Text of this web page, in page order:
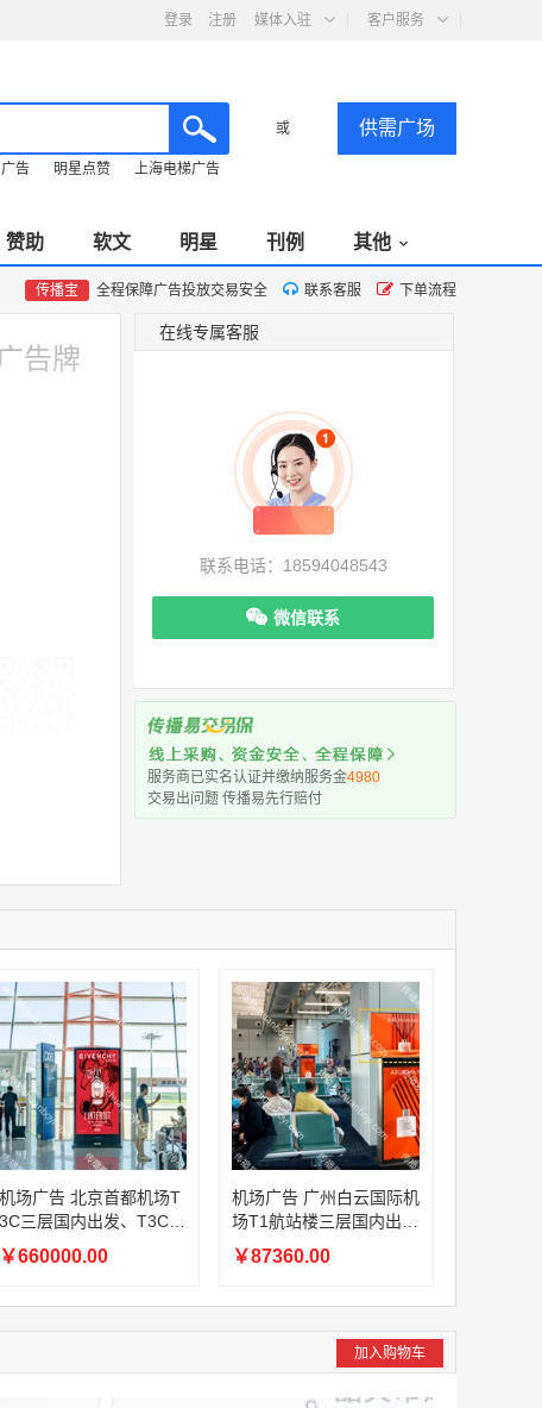
登录 注册 媒体入驻 客户服务
或 供需广场
告 明星点赞 上海电梯广告
赞助 软文 明星 刊例 其他
传播宝 全程保障广告投放交易安全 联系客服 下单流程
告牌
在线专属客服
联系电话：18594048543
微信联系
服务商已实名认证并缴纳服务金4980
交易出问题 传播易先行赔付
机场广告 北京首都机场T
3C三层国内出发、T3C二
层国内夹层、T3C一层国
内远机位出发，T3D二层
￥660000.00
机场广告 广州白云国际机
场T1航站楼三层国内出
发、一层国内中转、出发
及主楼到达厅机场电视广
￥87360.00
加入购物车